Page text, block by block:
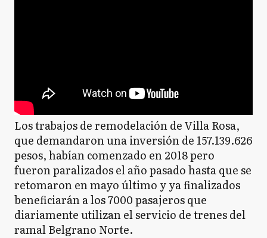
Los trabajos de remodelación de Villa Rosa,
que demandaron una inversión de 157.139.626
pesos, habían comenzado en 2018 pero
fueron paralizados el año pasado hasta que se
retomaron en mayo último y ya finalizados
beneficiarán a los 7000 pasajeros que
diariamente utilizan el servicio de trenes del
ramal Belgrano Norte.